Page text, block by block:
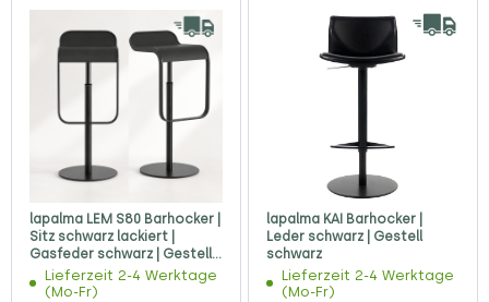
lapalma LEM S80 Barhocker |
Sitz schwarz lackiert |
Gasfeder schwarz | Gestell
schwarz
Lieferzeit 2-4 Werktage
(Mo-Fr)
lapalma KAI Barhocker |
Leder schwarz | Gestell
schwarz
Lieferzeit 2-4 Werktage
(Mo-Fr)